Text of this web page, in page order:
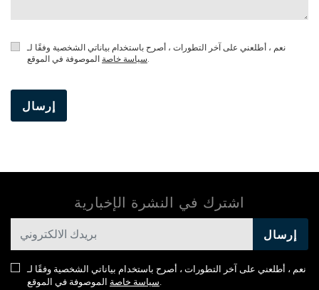
نعم ، أطلعني على آخر التطورات ، أصرح باستخدام بياناتي الشخصية وفقًا لـ
سياسة خاصة
إرسال
اشترك في النشرة الإخبارية
إرسال
نعم ، أطلعني على آخر التطورات ، أصرح باستخدام بياناتي الشخصية وفقًا لـ
سياسة خاصة